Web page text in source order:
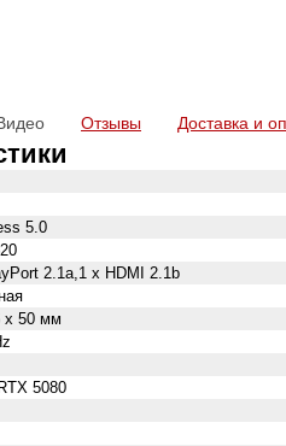
Отзывы Доставка и
5.0
2.1a,1 x HDMI 2.1b
x 50 мм
5080